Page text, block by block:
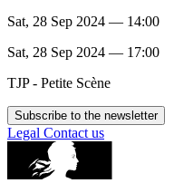
Sat, 28 Sep 2024 — 14:00
Sat, 28 Sep 2024 — 17:00
TJP - Petite Scène
Subscribe to the newsletter
Legal Contact us